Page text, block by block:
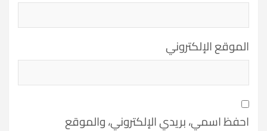
الموقع الإلكتروني
احفظ اسمي، بريدي الإلكتروني، والموقع